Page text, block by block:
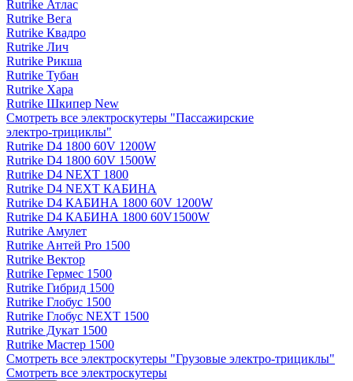
Rutrike Атлас
Rutrike Вега
Rutrike Квадро
Rutrike Лич
Rutrike Рикша
Rutrike Тубан
Rutrike Хара
Rutrike Шкипер New
Смотреть все электро­скутеры "Пассажирские
электро‑трициклы"
Rutrike D4 1800 60V 1200W
Rutrike D4 1800 60V 1500W
Rutrike D4 NEXT 1800
Rutrike D4 NEXT КАБИНА
Rutrike D4 КАБИНА 1800 60V 1200W
Rutrike D4 КАБИНА 1800 60V1500W
Rutrike Амулет
Rutrike Антей Pro 1500
Rutrike Вектор
Rutrike Гермес 1500
Rutrike Гибрид 1500
Rutrike Глобус 1500
Rutrike Глобус NEXT 1500
Rutrike Дукат 1500
Rutrike Мастер 1500
Смотреть все электро­скутеры "Грузовые электро‑трициклы"
Смотреть все электро­скутеры